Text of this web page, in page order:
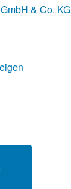
& Co. KG